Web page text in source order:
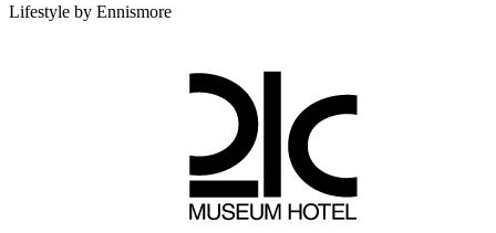
Lifestyle by Ennismore